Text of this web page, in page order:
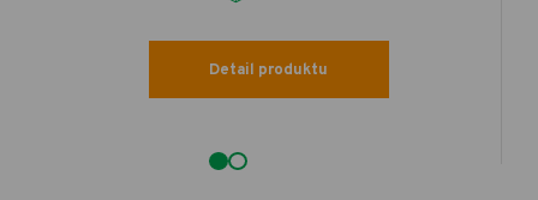
Detail produktu